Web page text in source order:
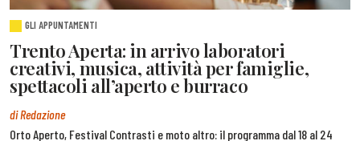
GLI APPUNTAMENTI
Trento Aperta: in arrivo laboratori
creativi, musica, attività per famiglie,
spettacoli all’aperto e burraco
di Redazione
Orto Aperto, Festival Contrasti e moto altro: il programma dal 18 al 24